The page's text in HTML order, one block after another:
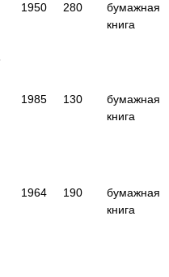
1950 280
бумажная
книга
1985 130
бумажная
книга
1964 190
бумажная
книга